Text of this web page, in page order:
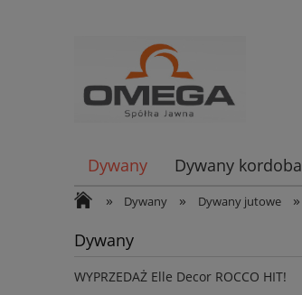
Dywany Dywany kordoba
» Dywany » Dywany jutowe »
Dywany
WYPRZEDAŻ Elle Decor ROCCO HIT!